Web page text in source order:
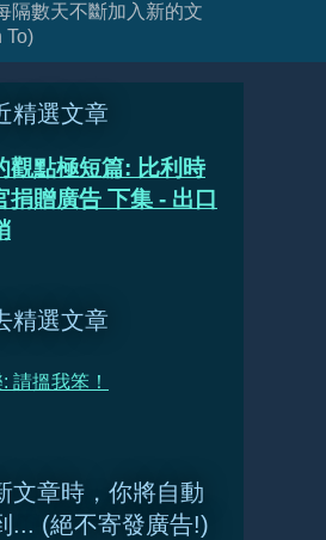
隔數天不斷加入新的文
To)
精選文章
觀點極短篇: 比利時
捐贈廣告 下集 - 出口
精選文章
請搵我笨！
文章時，你將自動
... (絕不寄發廣告!)